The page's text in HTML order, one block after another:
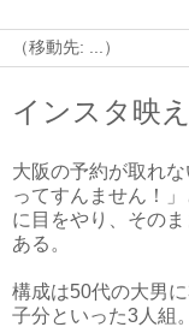
インスタ映
大阪の予約が取れ
ってすんません！
に目をやり、その
ある。
構成は50代の大男
子分といった3人組